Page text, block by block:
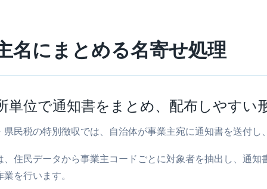
名にまとめる名寄せ処理
単位で通知書をまとめ、配布しやすい
県民税の特別徴収では、自治体が事業主宛に通知書を送付し
、住民データから事業主コードごとに対象者を抽出し、通
を行います。